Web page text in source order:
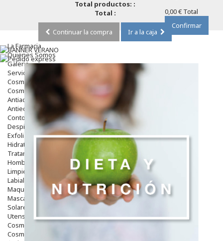
0,00 € Total
Confirmar
Total productos: :
Total :
Continuar la compra
Ir a la caja
La Farmacia
Quienes Somos
Galeria
Servicios
Cosmética
Cosmética Facial
Antiacné
Antiedad
Contorno De Ojos
Despigmentantes
Exfoliantes
Hidratantes
Tratamientos De Noche
Hombre
Limpieza
Labiales
Maquillajes Y Color
Mascarillas
Solares
Utensilios
Cosmética Capilar
Cosmética Corporal